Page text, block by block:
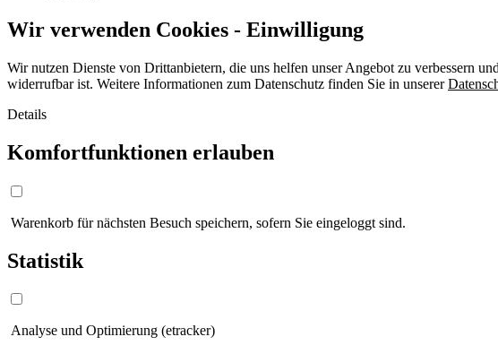
Wir verwenden Cookies - Einwilligung
Wir nutzen Dienste von Drittanbietern, die uns helfen unser Angebot zu verbessern
widerrufbar ist. Weitere Informationen zum Datenschutz finden Sie in unserer
Details
Komfortfunktionen erlauben
Warenkorb für nächsten Besuch speichern, sofern Sie eingeloggt sind.
Statistik
Analyse und Optimierung (etracker)